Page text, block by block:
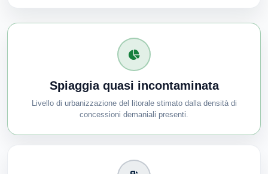
Spiaggia quasi incontaminata
Livello di urbanizzazione del litorale stimato dalla densità di
concessioni demaniali presenti.